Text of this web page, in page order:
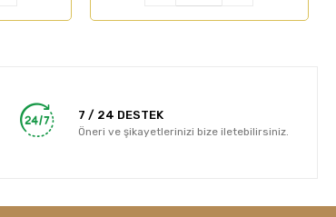
7 / 24 DESTEK
Öneri ve şikayetlerinizi bize iletebilirsiniz.